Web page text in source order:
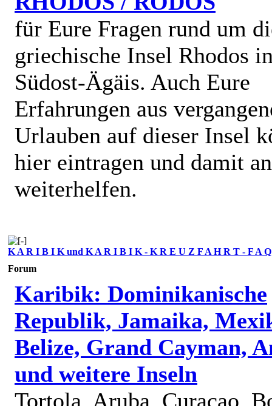
für Eure Fragen rund um
griechische Insel Rhodos
Südost-Ägäis. Auch Eure
Erfahrungen aus
Urlauben auf dieser Insel
hier eintragen und damit
weiterhelfen.
K A R I B I K und K A R I B I K - K R E U Z F A H R T - F A Q
Forum
Karibik: Dominikanische
Republik, Jamaika,
Belize, Grand Cayman,
und weitere Inseln
Tortola, Aruba, Curacao,